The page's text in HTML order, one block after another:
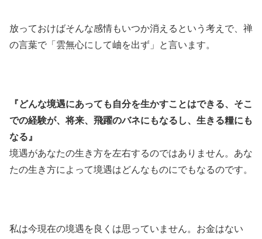
放っておけばそんな感情もいつか消えるという考えで、禅
の言葉で「雲無心にして岫を出ず」と言います。
『どんな境遇にあっても自分を生かすことはできる、そこ
での経験が、将来、飛躍のバネにもなるし、生きる糧にも
なる』
境遇があなたの生き方を左右するのではありません。あな
たの生き方によって境遇はどんなものにでもなるのです。
私は今現在の境遇を良くは思っていません。お金はない